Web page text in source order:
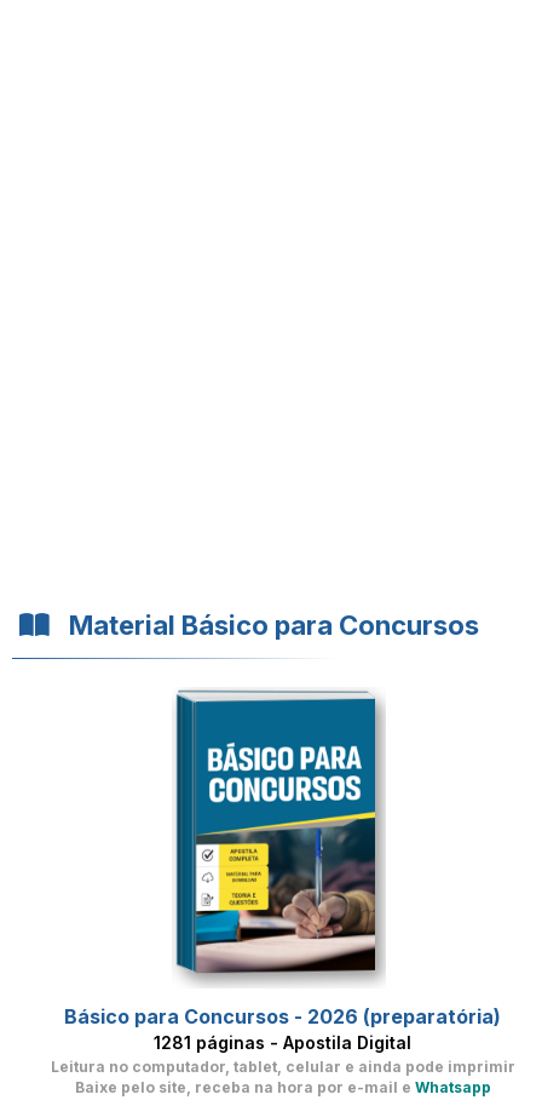
Material Básico para Concursos
Básico para Concursos - 2026 (preparatória)
1281 páginas - Apostila Digital
Leitura no computador, tablet, celular e ainda pode imprimir
Baixe pelo site, receba na hora por e-mail e Whatsapp